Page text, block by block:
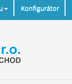
Konfigurátor